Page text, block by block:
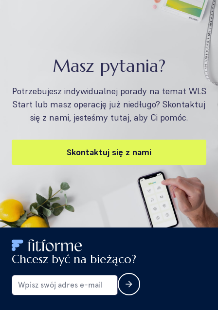
Masz pytania?
Potrzebujesz indywidualnej porady na temat WLS
Start lub masz operację już niedługo? Skontaktuj
się z nami, jesteśmy tutaj, aby Ci pomóc.
Skontaktuj się z nami
Chcesz być na bieżąco?